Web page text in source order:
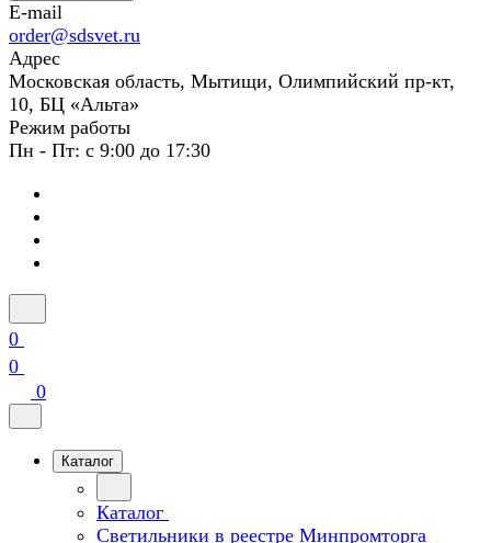
E-mail
order@sdsvet.ru
Адрес
Московская область, Мытищи, Олимпийский пр-кт,
10, БЦ «Альта»
Режим работы
Пн - Пт: с 9:00 до 17:30
0
0
0
Каталог
Каталог
Светильники в реестре Минпромторга